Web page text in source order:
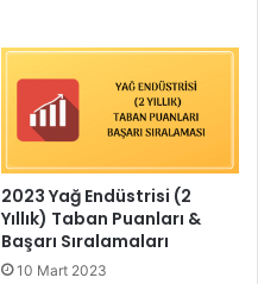
2023 Yağ Endüstrisi (2
Yıllık) Taban Puanları &
Başarı Sıralamaları
10 Mart 2023